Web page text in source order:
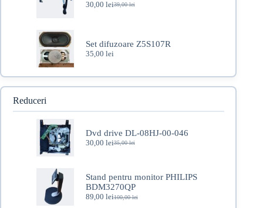
39,00lei
Prețul
39,00 lei.
30,00 leiPrețul
Set difuzoare Z5S107R
35,00 lei
Reduceri
Dvd drive DL-08HJ-00-046
35,00lei
Prețul
fost:
35,00 lei.
30,00 leiPrețul
30,00 lei.
Stand pentru monitor PHILIPS
BDM3270QP
100,00lei
Prețul
89,00 leiPrețul